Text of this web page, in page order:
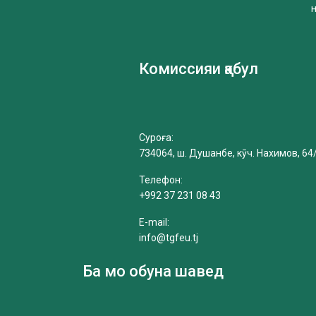
Комиссияи қабул
Суроға:
734064, ш. Душанбе, кӯч. Нахимов,
Телефон:
+992 37 231 08 43
E-mail:
info@tgfeu.tj
Ба мо обуна шавед